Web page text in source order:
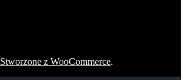
Stworzone z WooCommerce.